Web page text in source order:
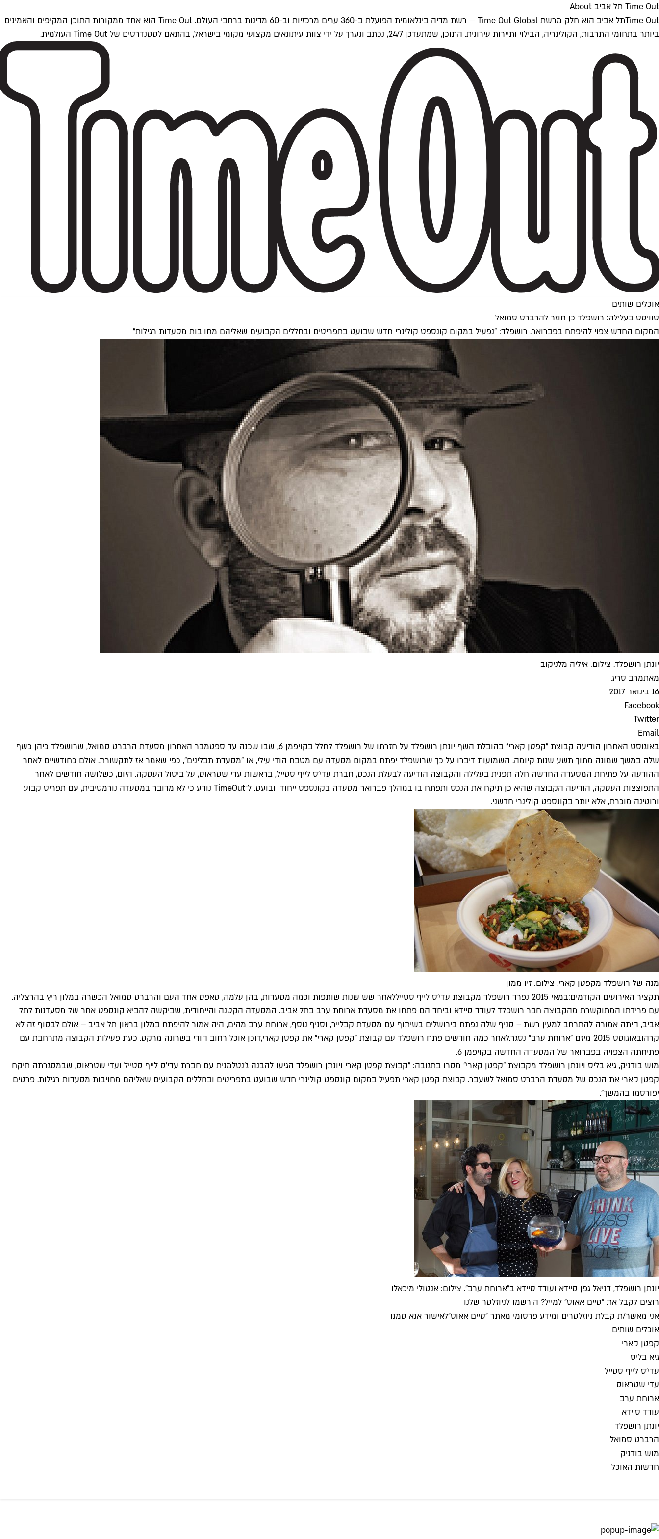
Time Out תל אביב About
Time Outתל אביב הוא חלק מרשת Time Out Global — רשת מדיה בינלאומית הפועלת ב-360 ערים מרכזיות וב-60 מדינות ברחבי העולם. Time Out הוא אחד ממקורות התוכן המקיפים והאמינים
ביותר בתחומי התרבות, הקולינריה, הבילוי ותיירות עירונית. התוכן, שמתעדכן 24/7, נכתב ונערך על ידי צוות עיתונאים מקצועי מקומי בישראל, בהתאם לסטנדרטים של Time Out העולמית.
אוכלים שותים
טוויסט בעלילה: רושפלד כן חוזר להרברט סמואל
המקום החדש צפוי להיפתח בפברואר. רושפלד: "נפעיל במקום קונספט קולינרי חדש שבועט בתפריטים ובחללים הקבועים שאליהם מחויבות מסעדות רגילות"
יונתן רושפלד. צילום: איליה מלניקוב
מאתמרב סריג
16 בינואר 2017
Facebook
Twitter
Email
באוגוסט האחרון הודיעה קבוצת "קפטן קארי" בהובלת השף יונתן רושפלד על חזרתו של רושפלד לחלל בקויפמן 6
, שבו שכנה עד ספטמבר האחרון מסעדת הרברט סמואל, שרושפלד כיהן כשף
שלה במשך שמונה מתוך תשע שנות קיומה. השמועות דיברו על כך שרושפלד יפתח במקום מסעדה עם מטבח הודי עילי, או "מסעדת תבלינים", כפי שאמר אז לתקשורת. אולם כחודשיים לאחר
ההודעה על פתיחת המסעדה החדשה חלה תפנית בעלילה והקבוצה הודיעה לבעלת הנכס, חברת עדי'ס לייף סטייל, בראשות עדי שטראוס, על ביטול העסקה. היום, כשלושה חודשים לאחר
התפוצצות העסקה, הודיעה הקבוצה שהיא כן תיקח את הנכס ותפתח בו במהלך פברואר מסעדה בקונספט ייחודי ובועט. ל־TimeOut נודע כי לא מדובר במסעדה נורמטיבית, עם תפריט קבוע
ורוטינה מוכרת, אלא יותר בקונספט קולינרי חדשני.
מנה של רושפלד מקפטן קארי. צילום: זיו ממון
תקציר האירועים הקודמים:במאי 2015 נפרד רושפלד מקבוצת עדי'ס לייף סטייל
לאחר שש שנות שותפות וכמה מסעדות, בהן עלמה, טאפס אחד העם והרברט סמואל הכשרה במלון ריץ בהרצליה.
עם פרידתו המתוקשרת מהקבוצה חבר רושפלד לעודד סיידא וביחד הם פתחו את מסעדת ארוחת ערב בתל אביב. המסעדה הקטנה והייחודית, שביקשה להביא קונספט אחר של מסעדנות לתל
אביב, היתה אמורה להתרחב למעין רשת – סניף שלה נפתח בירושלים בשיתוף עם מסעדת קבלייר, וסניף נוסף, ארוחת ערב מהים, היה אמור להיפתח במלון בראון תל אביב – אולם לבסוף זה לא
קרהובאוגוסט 2015 מיזם "ארוחת ערב" נסגר. לאחר כמה חודשים פתח רושפלד עם קבוצת "קפטן קארי" את קפטן קארי,דוכן אוכל רחוב הודי בשרונה מרקט. כעת פעילות הקבוצה מתרחבת עם
פתיחתה הצפויה בפברואר של המסעדה החדשה בקויפמן 6.
מוש בודניק, גיא בליס ויונתן רושפלד מקבוצת "קפטן קארי" מסרו בתגובה: "קבוצת קפטן קארי ויונתן רושפלד הגיעו להבנה ג'נטלמנית עם חברת עדי'ס לייף סטייל ועדי שטראוס, שבמסגרתה תיקח
קפטן קארי את הנכס של מסעדת הרברט סמואל לשעבר. קבוצת קפטן קארי תפעיל במקום קונספט קולינרי חדש שבועט בתפריטים ובחללים הקבועים שאליהם מחויבות מסעדות רגילות. פרטים
יפורסמו בהמשך".
יונתן רושפלד, דניאל גפן סיידא ועודד סיידא ב"ארוחת ערב". צילום: אנטולי מיכאלו
רוצים לקבל את ״טיים אאוט״ למייל? הירשמו לניוזלטר שלנו
אני מאשר/ת קבלת ניוזלטרים ומידע פרסומי מאתר ״טיים אאוט״לאישור אנא סמנו
אוכלים שותים
קפטן קארי
גיא בליס
עדי'ס לייף סטייל
עדי שטראוס
ארוחת ערב
עודד סיידא
יונתן רושפלד
הרברט סמואל
מוש בודניק
חדשות האוכל